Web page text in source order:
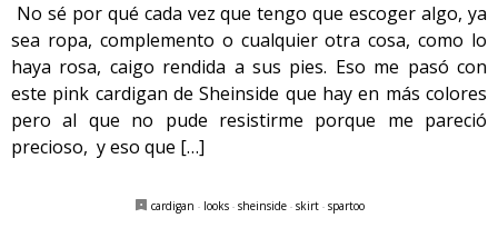
No sé por qué cada vez que tengo que escoger algo, ya
sea ropa, complemento o cualquier otra cosa, como lo
haya rosa, caigo rendida a sus pies. Eso me pasó con
este pink cardigan de Sheinside que hay en más colores
pero al que no pude resistirme porque me pareció
precioso, y eso que […]
cardigan · looks· sheinside· skirt· spartoo